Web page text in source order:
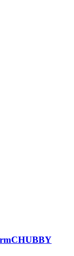
CHUBBY